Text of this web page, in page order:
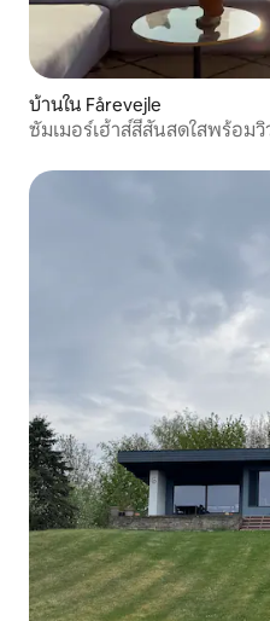
บ้านใน Fårevejle
ซัมเมอร์เฮ้าส์สีสันสดใสพร้อมวิ